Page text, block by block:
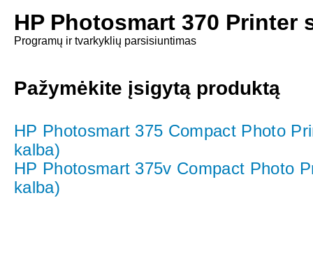
HP Photosmart 370 Printer
Programų ir tvarkyklių parsisiuntimas
Pažymėkite įsigytą produktą
HP Photosmart 375 Compact Photo
kalba)
HP Photosmart 375v Compact Photo
kalba)